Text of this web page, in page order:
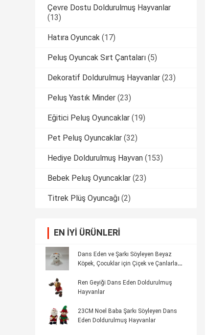
Çevre Dostu Doldurulmuş Hayvanlar
(13)
Hatıra Oyuncak (17)
Peluş Oyuncak Sırt Çantaları (5)
Dekoratif Doldurulmuş Hayvanlar (23)
Peluş Yastık Minder (23)
Eğitici Peluş Oyuncaklar (19)
Pet Peluş Oyuncaklar (32)
Hediye Doldurulmuş Hayvan (153)
Bebek Peluş Oyuncaklar (23)
Titrek Plüş Oyuncağı (2)
EN IYI ÜRÜNLERI
Dans Eden ve Şarkı Söyleyen Beyaz
Köpek, Çocuklar için Çiçek ve Çanlarla
Ren Geyiği Dans Eden Doldurulmuş
Hayvanlar
23CM Noel Baba Şarkı Söyleyen Dans
Eden Doldurulmuş Hayvanlar